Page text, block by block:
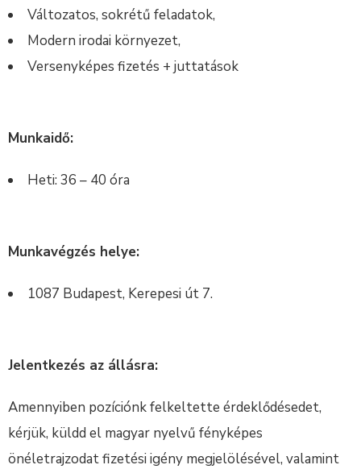
Változatos, sokrétű feladatok,
Modern irodai környezet,
Versenyképes fizetés + juttatások
Munkaidő:
Heti: 36 – 40 óra
Munkavégzés helye:
1087 Budapest, Kerepesi út 7.
Jelentkezés az állásra:
Amennyiben pozíciónk felkeltette érdeklődésedet,
kérjük, küldd el magyar nyelvű fényképes
önéletrajzodat fizetési igény megjelölésével, valamint